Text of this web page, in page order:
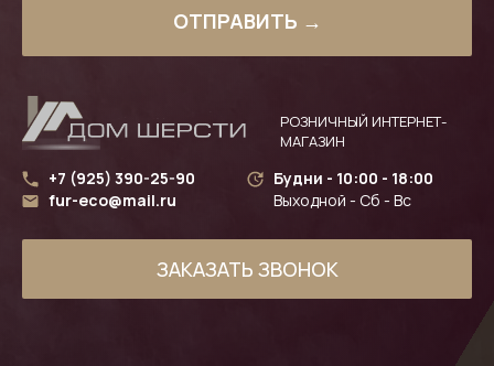
ОТПРАВИТЬ →
РОЗНИЧНЫЙ ИНТЕРНЕТ-
МАГАЗИН
+7 (925) 390-25-90
fur-eco@mail.ru
Будни - 10:00 - 18:00
Выходной - Сб - Вс
ЗАКАЗАТЬ ЗВОНОК